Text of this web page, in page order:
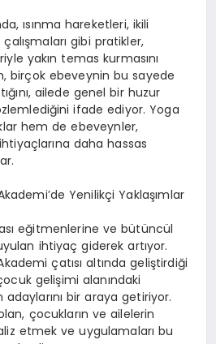
ısınma hareketleri, ikili
çalışmalarıgibi pratikler,
yakın temas kurmasını
birçok ebeveynin bu sayede
ığını, ailede genel bir huzur
zlemlediğini ifade ediyor. Yoga
hem de ebeveynler,
çlarına daha hassas
’de Yenilikçi Yaklaşımlar
ıeğitmenlerine ve bütüncül
ihtiyaçgiderek artıyor.
çatısıaltında geliştirdiği
ocuk gelişimi alanındaki
adaylarınıbir araya getiriyor.
çocukların ve ailelerin
etmek ve uygulamalarıbu